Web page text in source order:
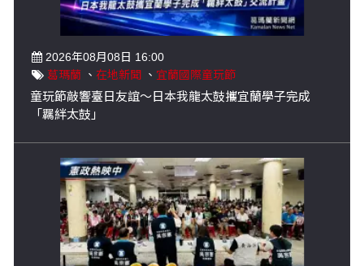
2026年08月08日 16:00
葛瑪蘭 、 在地新聞 、 宜蘭國際童玩節
童玩節敲響臺日友誼～日本我龍太鼓攜宜蘭學子完成
「羈絆太鼓」